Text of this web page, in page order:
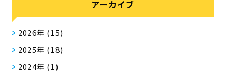
アーカイブ
2026年 (15)
2025年 (18)
2024年 (1)